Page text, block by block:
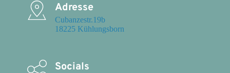
Adresse
Cubanzestr.19b
18225 Kühlungsborn
Socials